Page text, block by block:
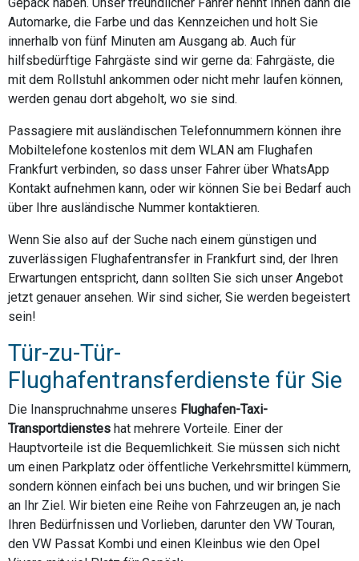
Automarke, die Farbe und das Kennzeichen und holt Sie
innerhalb von fünf Minuten am Ausgang ab. Auch für
hilfsbedürftige Fahrgäste sind wir gerne da: Fahrgäste, die
mit dem Rollstuhl ankommen oder nicht mehr laufen können,
werden genau dort abgeholt, wo sie sind.
Passagiere mit ausländischen Telefonnummern können ihre
Mobiltelefone kostenlos mit dem WLAN am Flughafen
Frankfurt verbinden, so dass unser Fahrer über WhatsApp
Kontakt aufnehmen kann, oder wir können Sie bei Bedarf auch
über Ihre ausländische Nummer kontaktieren.
Wenn Sie also auf der Suche nach einem günstigen und
zuverlässigen Flughafentransfer in Frankfurt sind, der Ihren
Erwartungen entspricht, dann sollten Sie sich unser Angebot
jetzt genauer ansehen. Wir sind sicher, Sie werden begeistert
sein!
Tür-zu-Tür-
Flughafentransferdienste für Sie
Die Inanspruchnahme unseres Flughafen-Taxi-
Transportdienstes hat mehrere Vorteile. Einer der
Hauptvorteile ist die Bequemlichkeit. Sie müssen sich nicht
um einen Parkplatz oder öffentliche Verkehrsmittel kümmern,
sondern können einfach bei uns buchen, und wir bringen Sie
an Ihr Ziel. Wir bieten eine Reihe von Fahrzeugen an, je nach
Ihren Bedürfnissen und Vorlieben, darunter den VW Touran,
den VW Passat Kombi und einen Kleinbus wie den Opel